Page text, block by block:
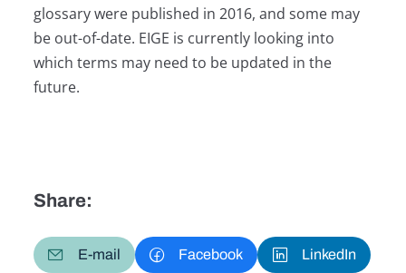
glossary were published in 2016, and some may
be out-of-date. EIGE is currently looking into
which terms may need to be updated in the
future.
Share:
E-mail Facebook LinkedIn